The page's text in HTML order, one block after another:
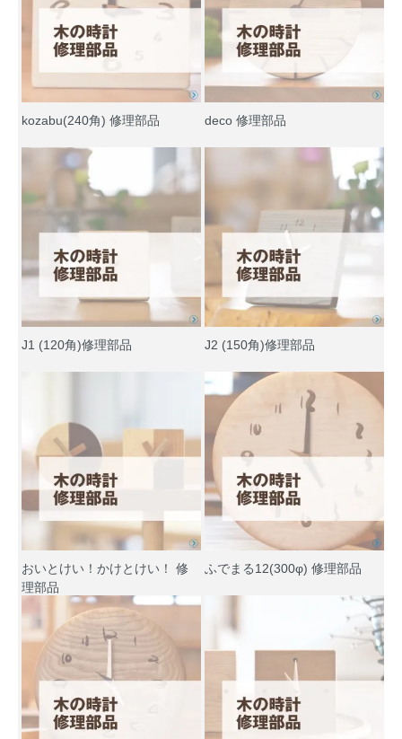
kozabu(240角) 修理部品 deco 修理部品
J1 (120角)修理部品 J2 (150角)修理部品
おいとけい！かけとけい！ 修
理部品
ふでまる12(300φ) 修理部品